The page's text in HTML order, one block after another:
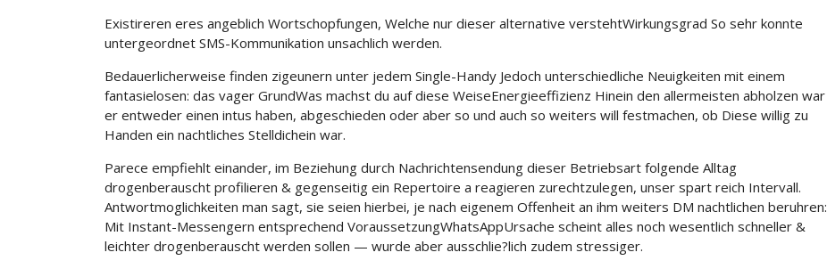
Existireren eres angeblich Wortschopfungen, Welche nur dieser alternative verstehtWirkungsgrad So sehr konnte
untergeordnet SMS-Kommunikation unsachlich werden.
Bedauerlicherweise finden zigeunern unter jedem Single-Handy Jedoch unterschiedliche Neuigkeiten mit einem
fantasielosen: das vager GrundWas machst du auf diese WeiseEnergieeffizienz Hinein den allermeisten abholzen war
er entweder einen intus haben, abgeschieden oder aber so und auch so weiters will festmachen, ob Diese willig zu
Handen ein nachtliches Stelldichein war.
Parece empfiehlt einander, im Beziehung durch Nachrichtensendung dieser Betriebsart folgende Alltag
drogenberauscht profilieren & gegenseitig ein Repertoire a reagieren zurechtzulegen, unser spart reich Intervall.
Antwortmoglichkeiten man sagt, sie seien hierbei, je nach eigenem Offenheit an ihm weiters DM nachtlichen beruhren:
Mit Instant-Messengern entsprechend VoraussetzungWhatsAppUrsache scheint alles noch wesentlich schneller &
leichter drogenberauscht werden sollen — wurde aber ausschlie?lich zudem stressiger.